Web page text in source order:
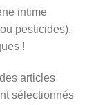
intime
pesticides),
!
articles
sélectionnés